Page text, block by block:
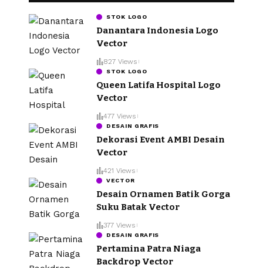
STOK LOGO
Danantara Indonesia Logo
Vector
827 Views
STOK LOGO
Queen Latifa Hospital Logo
Vector
477 Views
DESAIN GRAFIS
Dekorasi Event AMBI Desain
Vector
421 Views
VECTOR
Desain Ornamen Batik Gorga
Suku Batak Vector
377 Views
DESAIN GRAFIS
Pertamina Patra Niaga
Backdrop Vector